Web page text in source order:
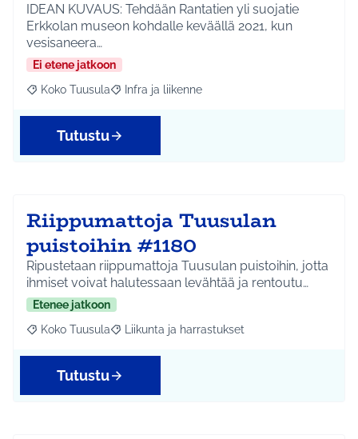
IDEAN KUVAUS: Tehdään Rantatien yli suojatie
Erkkolan museon kohdalle keväällä 2021, kun
vesisaneera…
Ei etene jatkoon
Rajaa tulokset aihepiirin mukaan: Koko Tuusula
Koko Tuusula Rajaa tulokset teeman mukaan: Infra ja liikenne
Infra ja liikenne
Tutustu
Riippumattoja Tuusulan
puistoihin #1180
Ripustetaan riippumattoja Tuusulan puistoihin, jotta
ihmiset voivat halutessaan levähtää ja rentoutu…
Etenee jatkoon
Rajaa tulokset aihepiirin mukaan: Koko Tuusula
Koko Tuusula Rajaa tulokset teeman mukaan: Liikunta ja
Liikunta ja harrastukset
Tutustu